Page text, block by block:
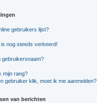
gebruikers lijst?
nog steeds verkeerd!
gebruikersnaam?
mijn rang?
gebruiker klik, moet ik me aanmelden?
van berichten